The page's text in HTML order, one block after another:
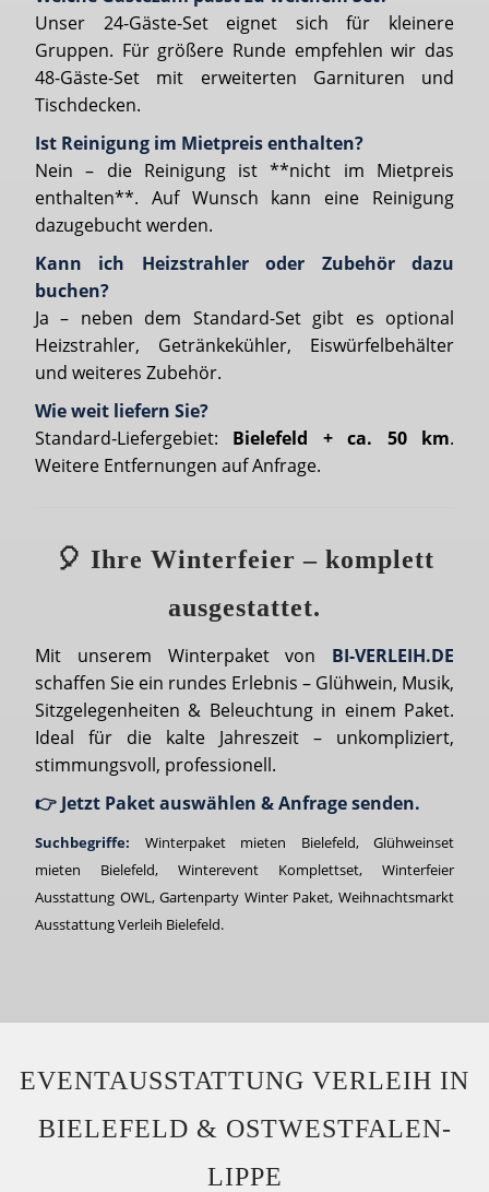
Unser 24-Gäste-Set eignet sich für kleinere
Gruppen. Für größere Runde empfehlen wir das
48-Gäste-Set mit erweiterten Garnituren und
Tischdecken.
Ist Reinigung im Mietpreis enthalten?
Nein – die Reinigung ist **nicht im Mietpreis
enthalten**. Auf Wunsch kann eine Reinigung
dazugebucht werden.
Kann ich Heizstrahler oder Zubehör dazu
buchen?
Ja – neben dem Standard-Set gibt es optional
Heizstrahler, Getränkekühler, Eiswürfelbehälter
und weiteres Zubehör.
Wie weit liefern Sie?
Standard‐Liefergebiet: Bielefeld + ca. 50 km.
Weitere Entfernungen auf Anfrage.
🎈 Ihre Winterfeier – komplett
ausgestattet.
Mit unserem Winterpaket von BI-VERLEIH.DE
schaffen Sie ein rundes Erlebnis – Glühwein, Musik,
Sitzgelegenheiten & Beleuchtung in einem Paket.
Ideal für die kalte Jahreszeit – unkompliziert,
stimmungsvoll, professionell.
👉 Jetzt Paket auswählen & Anfrage senden.
Suchbegriffe: Winterpaket mieten Bielefeld, Glühweinset
mieten Bielefeld, Winterevent Komplettset, Winterfeier
Ausstattung OWL, Gartenparty Winter Paket, Weihnachtsmarkt
Ausstattung Verleih Bielefeld.
EVENTAUSSTATTUNG VERLEIH IN
BIELEFELD & OSTWESTFALEN-
LIPPE